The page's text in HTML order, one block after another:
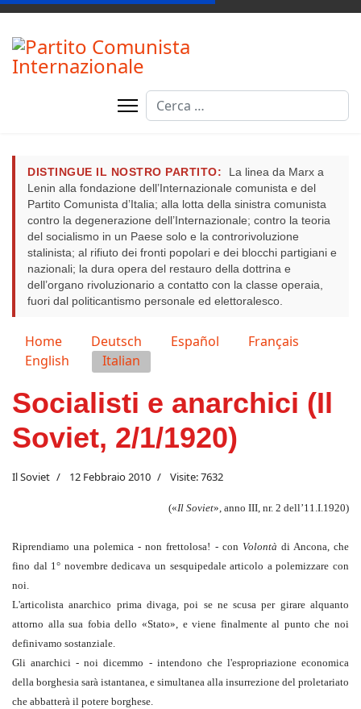
Cerca
DISTINGUE IL NOSTRO PARTITO:
La linea da Marx a
Lenin alla fondazione dell’Internazionale comunista e del
Partito Comunista d’Italia; alla lotta della sinistra comunista
contro la degenerazione dell’Internazionale; contro la teoria
del socialismo in un Paese solo e la controrivoluzione
stalinista; al rifiuto dei fronti popolari e dei blocchi partigiani e
nazionali; la dura opera del restauro della dottrina e
dell’organo rivoluzionario a contatto con la classe operaia,
fuori dal politicantismo personale ed elettoralesco.
Seleziona la tua lingua
Home Deutsch Español
Français
English
Italian
Socialisti e anarchici (Il
Soviet, 2/1/1920)
Il Soviet 12 Febbraio 2010 Visite: 7632
(«Il Soviet», anno III, nr. 2 dell’11.I.1920)
Riprendiamo una polemica - non frettolosa! - con Volontà di Ancona, che
fino dal 1° novembre dedicava un sesquipedale articolo a polemizzare con
noi.
L'articolista anarchico prima divaga, poi se ne scusa per girare alquanto
attorno alla sua fobia dello «Stato», e viene finalmente al punto che noi
definivamo sostanziale.
Gli anarchici - noi dicemmo - intendono che l'espropriazione economica
della borghesia sarà istantanea, e simultanea alla insurrezione del proletariato
che abbatterà il potere borghese.